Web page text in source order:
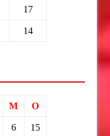
17
14
М О
6 15